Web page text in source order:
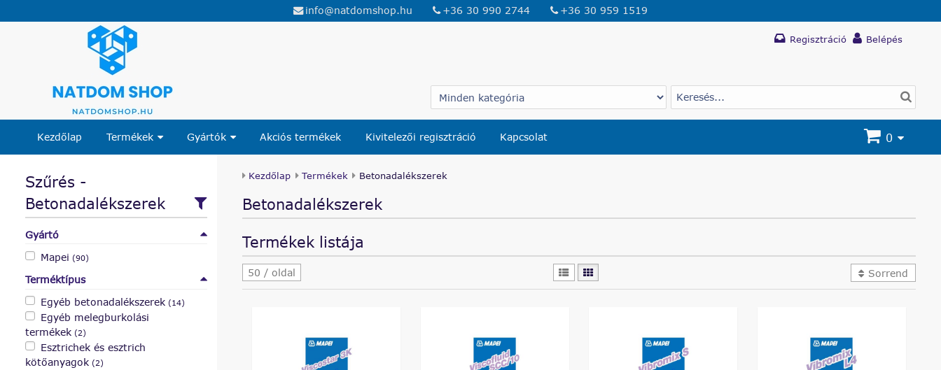
info@natdomshop.hu +36 30 990 2744 +36 30 959 1519
Regisztráció Belépés
Kezdőlap Termékek Gyártók Akciós termékek Kivitelezői regisztráció Kapcsolat 0
Kezdőlap Termékek Betonadalékszerek
Betonadalékszerek
Termékek listája
50 / oldal Sorrend
Szűrés -
Betonadalékszerek
Gyártó
Mapei (90)
Terméktípus
Egyéb betonadalékszerek(14)
Egyéb melegburkolási
termékek (2)
Esztrichek és esztrich
kötőanyagok (2)